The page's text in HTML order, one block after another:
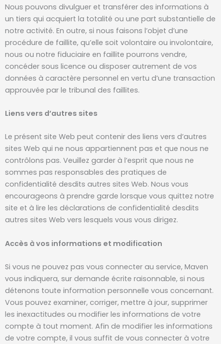
Nous pouvons divulguer et transférer des informations à
un tiers qui acquiert la totalité ou une part substantielle de
notre activité. En outre, si nous faisons l’objet d’une
procédure de faillite, qu’elle soit volontaire ou involontaire,
nous ou notre fiduciaire en faillite pourrons vendre,
concéder sous licence ou disposer autrement de vos
données à caractère personnel en vertu d’une transaction
approuvée par le tribunal des faillites.
Liens vers d’autres sites
Le présent site Web peut contenir des liens vers d’autres
sites Web qui ne nous appartiennent pas et que nous ne
contrôlons pas. Veuillez garder à l’esprit que nous ne
sommes pas responsables des pratiques de
confidentialité desdits autres sites Web. Nous vous
encourageons à prendre garde lorsque vous quittez notre
site et à lire les déclarations de confidentialité desdits
autres sites Web vers lesquels vous vous dirigez.
Accès à vos informations et modification
Si vous ne pouvez pas vous connecter au service, Maven
vous indiquera, sur demande écrite raisonnable, si nous
détenons toute information personnelle vous concernant.
Vous pouvez examiner, corriger, mettre à jour, supprimer
les inexactitudes ou modifier les informations de votre
compte à tout moment. Afin de modifier les informations
de votre compte, il vous suffit de vous connecter à votre